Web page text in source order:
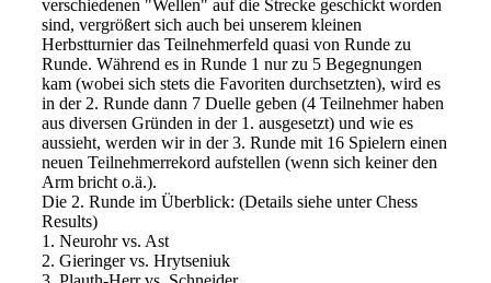
verschiedenen "Wellen" auf die Strecke geschickt worden
sind, vergrößert sich auch bei unserem kleinen
Herbstturnier das Teilnehmerfeld quasi von Runde zu
Runde. Während es in Runde 1 nur zu 5 Begegnungen
kam (wobei sich stets die Favoriten durchsetzten), wird es
in der 2. Runde dann 7 Duelle geben (4 Teilnehmer haben
aus diversen Gründen in der 1. ausgesetzt) und wie es
aussieht, werden wir in der 3. Runde mit 16 Spielern einen
neuen Teilnehmerrekord aufstellen (wenn sich keiner den
Arm bricht o.ä.).
Die 2. Runde im Überblick: (Details siehe unter Chess
Results)
1. Neurohr vs. Ast
2. Gieringer vs. Hrytseniuk